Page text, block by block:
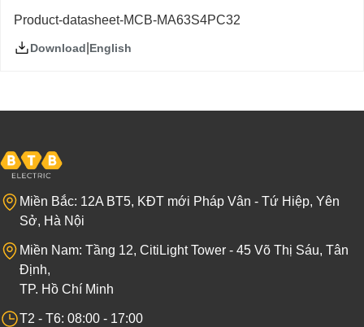
Product-datasheet-MCB-MA63S4PC32
Download English
Miền Bắc: 12A BT5, KĐT mới Pháp Vân - Tứ Hiệp, Yên
Sở, Hà Nội
Miền Nam: Tầng 12, CitiLight Tower - 45 Võ Thị Sáu, Tân
Định,
TP. Hồ Chí Minh
T2 - T6: 08:00 - 17:00